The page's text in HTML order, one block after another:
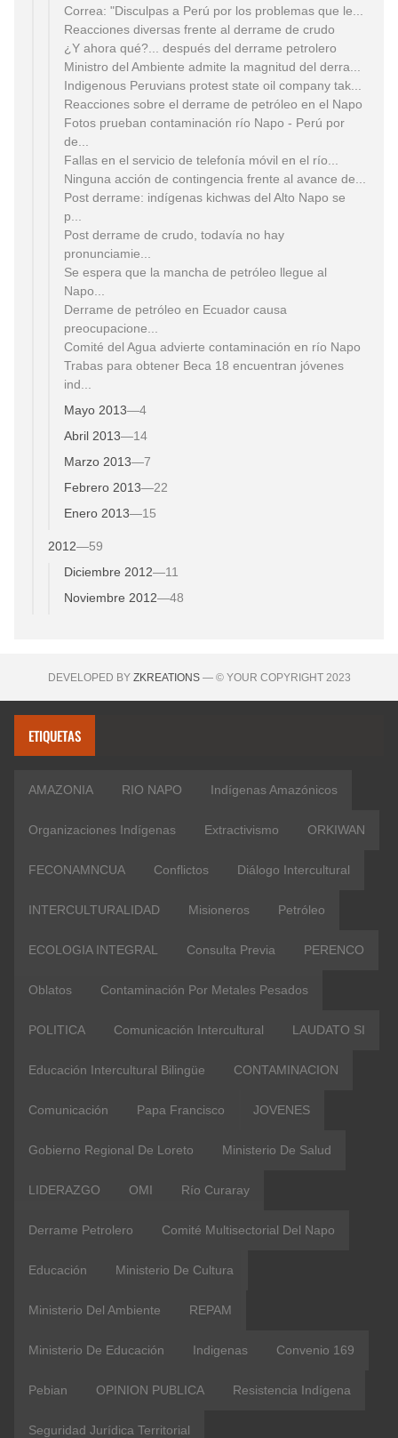
Correa: "Disculpas a Perú por los problemas que le...
Reacciones diversas frente al derrame de crudo
¿Y ahora qué?... después del derrame petrolero
Ministro del Ambiente admite la magnitud del derra...
Indigenous Peruvians protest state oil company tak...
Fotos prueban contaminación río Napo - Perú por
de...
Fallas en el servicio de telefonía móvil en el río...
Ninguna acción de contingencia frente al avance de...
Post derrame: indígenas kichwas del Alto Napo se
p...
Post derrame de crudo, todavía no hay
pronunciamie...
Se espera que la mancha de petróleo llegue al
Napo...
Derrame de petróleo en Ecuador causa
preocupacione...
Comité del Agua advierte contaminación en río Napo
Trabas para obtener Beca 18 encuentran jóvenes
ind...
Mayo 2013—4
Abril 2013—14
Marzo 2013—7
Febrero 2013—22
Enero 2013—15
2012—59
Diciembre 2012—11
Noviembre 2012—48
DEVELOPED BY ZKREATIONS— © YOUR COPYRIGHT 2023
ETIQUETAS
AMAZONIA RIO NAPO Indígenas Amazónicos
Organizaciones Indígenas Extractivismo ORKIWAN
FECONAMNCUA Conflictos Diálogo Intercultural
INTERCULTURALIDAD Misioneros Petróleo
ECOLOGIA INTEGRAL Consulta Previa PERENCO
Oblatos Contaminación Por Metales Pesados
POLITICA Comunicación Intercultural LAUDATO SI
Educación Intercultural Bilingüe CONTAMINACION
Comunicación Papa Francisco JOVENES
Gobierno Regional De Loreto Ministerio De Salud
LIDERAZGO OMI Río Curaray
Derrame Petrolero Comité Multisectorial Del Napo
Educación Ministerio De Cultura
Ministerio Del Ambiente REPAM
Ministerio De Educación Indigenas Convenio 169
Pebian OPINION PUBLICA Resistencia Indígena
Seguridad Jurídica Territorial